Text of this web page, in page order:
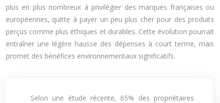
plus en plus nombreux à privilégier des marques françaises ou
européennes, quitte à payer un peu plus cher pour des produits
perçus comme plus éthiques et durables. Cette évolution pourrait
entraîner une légère hausse des dépenses à court terme, mais
promet des bénéfices environnementaux significatifs.
Selon une étude récente, 65% des propriétaires